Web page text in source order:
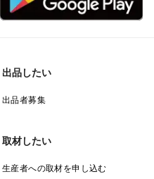
出品したい
出品者募集
取材したい
生産者への取材を申し込む